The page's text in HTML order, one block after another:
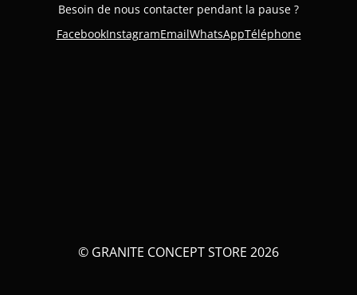
Besoin de nous contacter pendant la pause ?
FacebookInstagramEmailWhatsAppTéléphone
© GRANITE CONCEPT STORE 2026